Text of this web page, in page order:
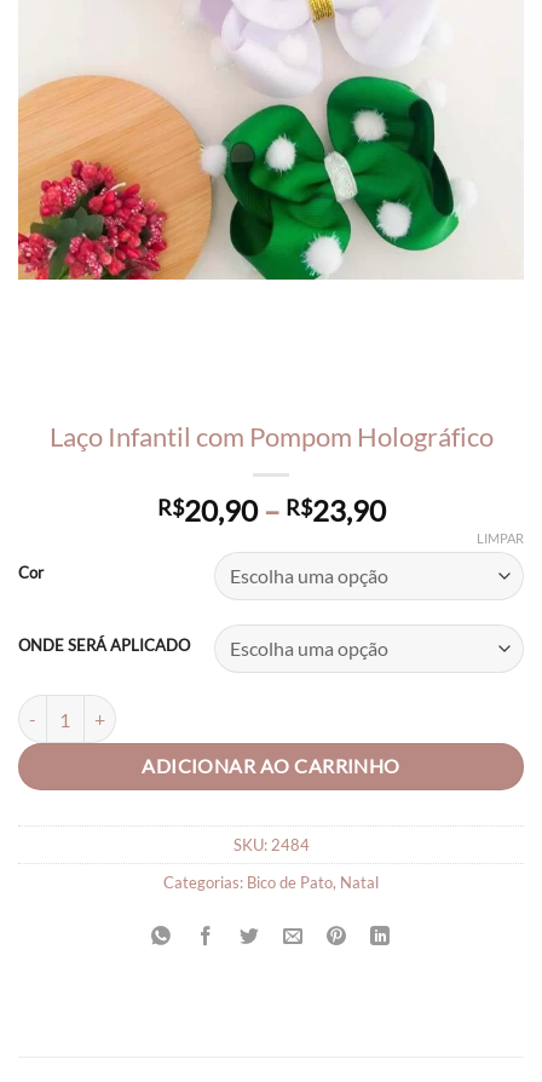
Laço Infantil com Pompom Holográfico
R$20,90 – R$23,90Price
R$20,90
through
R$23,90
Cor
ONDE SERÁ APLICADO
LIMPAR
Laço Infantil com Pompom Holográfico quantidade
ADICIONAR AO CARRINHO
SKU: 2484
Categorias: Bico de Pato, Natal